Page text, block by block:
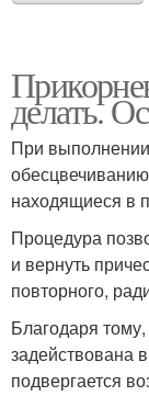
делать.
При
находящиеся в
Процедура
и вернуть
повторного,
Благодаря
задействована
подвергается